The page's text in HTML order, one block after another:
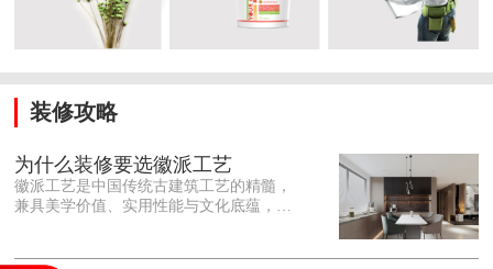
装修攻略
为什么装修要选徽派工艺
徽派工艺是中国传统古建筑工艺的精髓，
兼具美学价值、实用性能与文化底蕴，优
雕细琢的砖、木、石雕为特色，线条古朴